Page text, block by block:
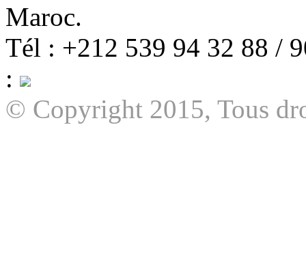
Maroc.
Tél : +212 539 94 32 88 /
:
© Copyright 2015, Tous